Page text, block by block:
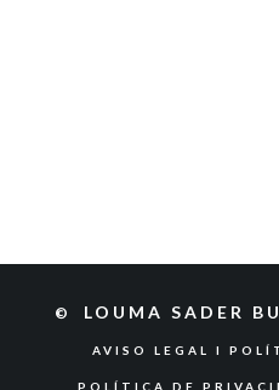
© LOUMA SADER
AVISO LEGAL I
POLÍTICA DE